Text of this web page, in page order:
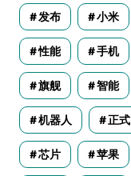
发布 小米
性能 手机
旗舰 智能
机器人 正式
芯片 苹果